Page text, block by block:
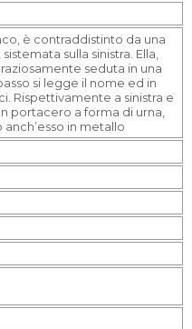
è contraddistinto da una
sulla sinistra. Ella,
seduta in una
si legge il nome ed in
Rispettivamente a sinistra e
portacero a forma di urna,
in metallo